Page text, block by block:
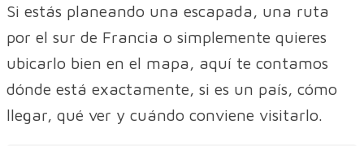
Si estás planeando una escapada, una ruta
por el sur de Francia o simplemente quieres
ubicarlo bien en el mapa, aquí te contamos
dónde está exactamente, si es un país, cómo
llegar, qué ver y cuándo conviene visitarlo.